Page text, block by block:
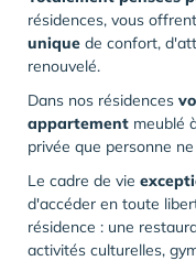
résidences, vous
unique de confort,
renouvelé.
Dans nos résidences
appartement meublé
privée que personne
Le cadre de vie
d'accéder en toute
résidence : une
activités culturelles,